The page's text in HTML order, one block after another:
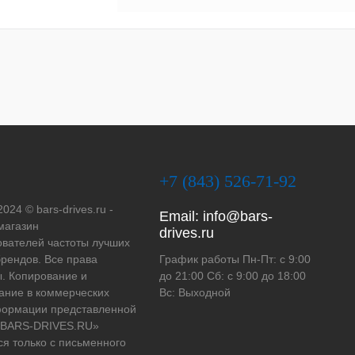
© bars-drives.ru -
частоты лучших
Все права
Копирование и
в коммерческих
представленной
DRIVES.RU»
только с письменного
+7 (843) 526-71-92
Email: info@bars-
drives.ru
График работы Пн-Пт: с 9:00
до 21:00 Сб: с 9:00 до 18:00
Вс: Выходной